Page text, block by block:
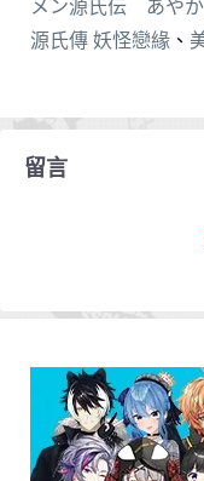
メン源氏伝 あや
源氏傳 妖怪戀緣 、
留言